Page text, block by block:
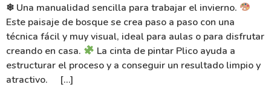
❄ Una manualidad sencilla para trabajar el invierno.
Este paisaje de bosque se crea paso a paso con una
técnica fácil y muy visual, ideal para aulas o para disfrutar
creando en casa.
La cinta de pintar Plico ayuda a
estructurar el proceso y a conseguir un resultado limpio y
atractivo. […]